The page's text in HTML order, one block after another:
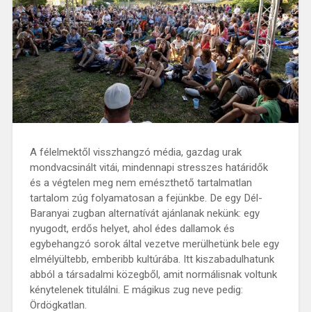
A félelmektől visszhangzó média, gazdag urak
mondvacsinált vitái, mindennapi stresszes határidők
és a végtelen meg nem emészthető tartalmatlan
tartalom zúg folyamatosan a fejünkbe. De egy Dél-
Baranyai zugban alternatívát ajánlanak nekünk: egy
nyugodt, erdős helyet, ahol édes dallamok és
egybehangzó sorok által vezetve merülhetünk bele egy
elmélyültebb, emberibb kultúrába. Itt kiszabadulhatunk
abból a társadalmi közegből, amit normálisnak voltunk
kénytelenek titulálni. E mágikus zug neve pedig:
Ördögkatlan.